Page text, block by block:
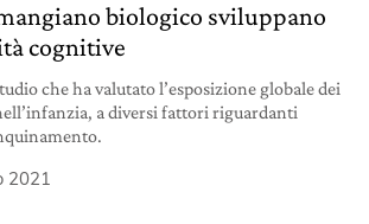
biologico sviluppano
cognitive
che ha valutato l’esposizione globale dei
a diversi fattori riguardanti
2021